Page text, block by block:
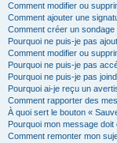
Comment modifier ou
Comment ajouter une
Comment créer un sondage
Pourquoi ne puis-je pas
Comment modifier ou
Pourquoi ne puis-je pas
Pourquoi ne puis-je pas
Pourquoi ai-je reçu un
Comment rapporter des
À quoi sert le bouton «
Pourquoi mon message doit
Comment remonter mon